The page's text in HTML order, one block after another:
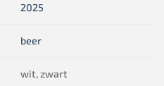
2025
beer
wit, zwart